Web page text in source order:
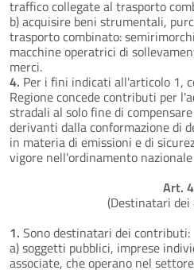
traffico collegate al trasporto
b) acquisire beni strumentali,
trasporto combinato:
macchine operatrici di
merci.
4. Per i fini indicati all'articolo 1,
Regione concede contributi per
stradali al solo fine di
derivanti dalla conformazione di
in materia di emissioni e di
vigore nell'ordinamento
Art. 4
(Destinatari
1. Sono destinatari dei contributi:
a) soggetti pubblici, imprese
associate, che operano nel